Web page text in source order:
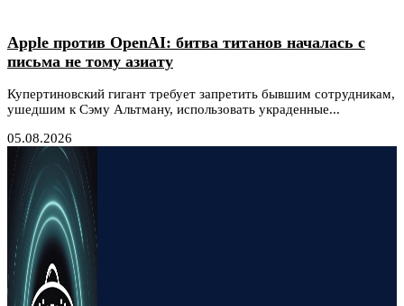
Apple против OpenAI: битва титанов началась с
письма не тому азиату
Купертиновский гигант требует запретить бывшим сотрудникам,
ушедшим к Сэму Альтману, использовать украденные...
05.08.2026